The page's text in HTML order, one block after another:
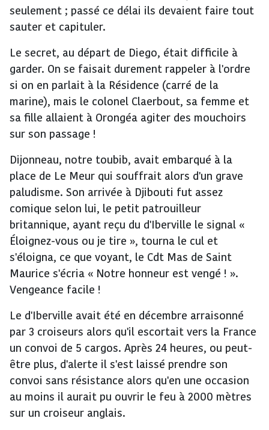
seulement ; passé ce délai ils devaient faire tout
sauter et capituler.
Le secret, au départ de Diego, était difficile à
garder. On se faisait durement rappeler à l'ordre
si on en parlait à la Résidence (carré de la
marine), mais le colonel Claerbout, sa femme et
sa fille allaient à Orongéa agiter des mouchoirs
sur son passage !
Dijonneau, notre toubib, avait embarqué à la
place de Le Meur qui souffrait alors d'un grave
paludisme. Son arrivée à Djibouti fut assez
comique selon lui, le petit patrouilleur
britannique, ayant reçu du d'Iberville le signal «
Éloignez-vous ou je tire », tourna le cul et
s'éloigna, ce que voyant, le Cdt Mas de Saint
Maurice s'écria « Notre honneur est vengé ! ».
Vengeance facile !
Le d'Iberville avait été en décembre arraisonné
par 3 croiseurs alors qu'il escortait vers la France
un convoi de 5 cargos. Après 24 heures, ou peut-
être plus, d'alerte il s'est laissé prendre son
convoi sans résistance alors qu'en une occasion
au moins il aurait pu ouvrir le feu à 2000 mètres
sur un croiseur anglais.